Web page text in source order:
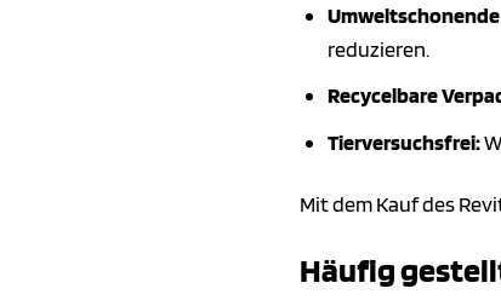
reduzieren.
Recycelbare
Tierversuchsfrei:
Mit dem Kauf des
Häufig